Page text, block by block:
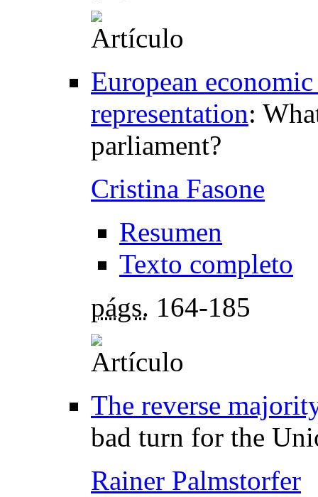
European
representation:
parliament?
Cristina Fasone
Resumen
Texto completo
págs. 164-185
The reverse
bad turn for the
Rainer Palmstorfer